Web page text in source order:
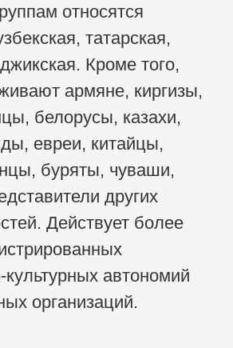
относятся
татарская,
Кроме того,
армяне, киргизы,
белорусы, казахи,
евреи, китайцы,
буряты, чуваши,
других
Действует более
автономий
организаций.